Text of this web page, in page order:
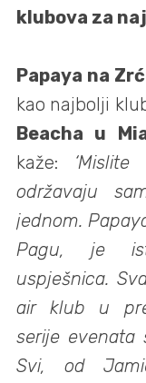
klubova za
Papaya na
kao najbolji
Beacha u
kaže:
održavaju
jednom.
Pagu, je
uspješnica.
air klub u
serije evenata
Svi, od